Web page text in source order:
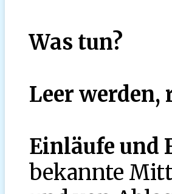
Was tun?
Leer werden,
Einläufe und
bekannte